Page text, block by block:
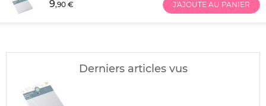
9,90 € J'AJOUTE AU PANIER
Derniers articles vus